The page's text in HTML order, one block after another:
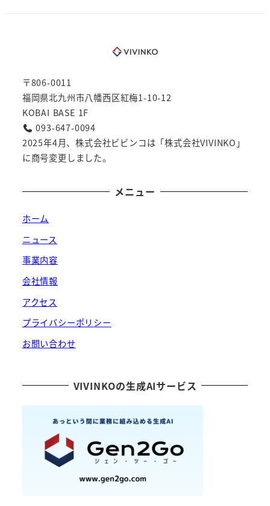
〒806-0011
福岡県北九州市八幡西区紅梅1-10-12
KOBAI BASE 1F
093-647-0094
2025年4月、株式会社ビビンコは「株式会社VIVINKO」
に商号変更しました。
メニュー
ホーム
ニュース
事業内容
会社情報
アクセス
プライバシーポリシー
お問い合わせ
VIVINKOの生成AIサービス